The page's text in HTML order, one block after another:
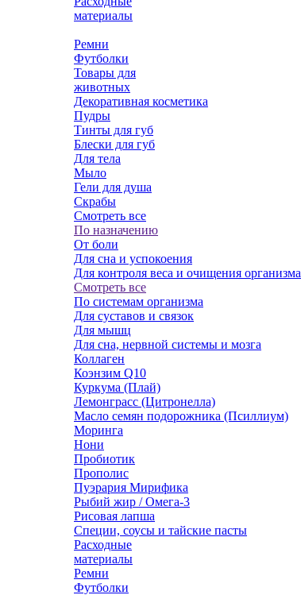
материалы
Ремни
Футболки
Товары для
животных
Декоративная косметика
Пудры
Тинты для губ
Блески для губ
Для тела
Мыло
Гели для душа
Скрабы
Смотреть все
По назначению
От боли
Для сна и успокоения
Для контроля веса и очищения организма
Смотреть все
По системам организма
Для суставов и связок
Для мышц
Для сна, нервной системы и мозга
Коллаген
Коэнзим Q10
Куркума (Плай)
Лемонграсс (Цитронелла)
Масло семян подорожника (Псиллиум)
Моринга
Нони
Пробиотик
Прополис
Пуэрария Мирифика
Рыбий жир / Омега-3
Рисовая лапша
Специи, соусы и тайские пасты
Расходные
материалы
Ремни
Футболки